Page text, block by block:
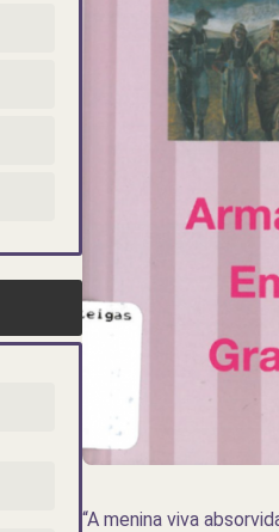
“A menina viva